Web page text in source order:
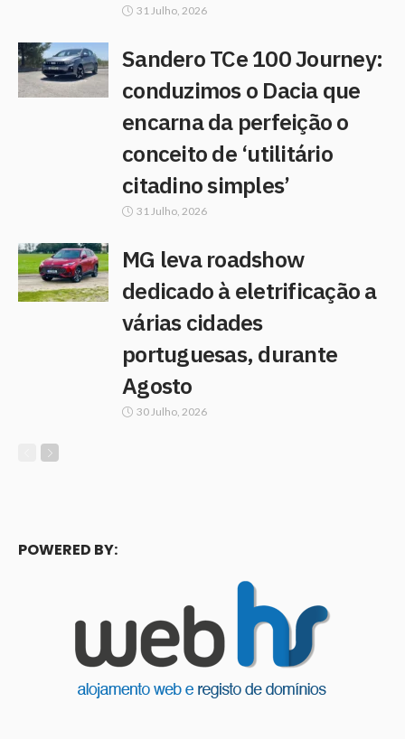
31 Julho, 2026
Sandero TCe 100 Journey:
conduzimos o Dacia que
encarna da perfeição o
conceito de ‘utilitário
citadino simples’
31 Julho, 2026
MG leva roadshow
dedicado à eletrificação a
várias cidades
portuguesas, durante
Agosto
30 Julho, 2026
POWERED BY: